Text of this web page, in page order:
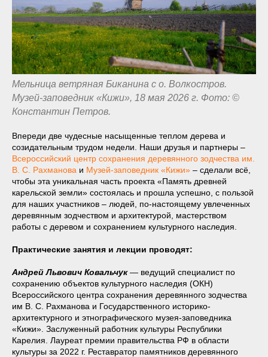
Мельница ветряная Биканина с о. Волкостров.
Музей-заповедник «Кижи», 18 мая 2026 г. Фото: ©
Константин Петров.
Впереди две чудесные насыщенные теплом дерева и
созидательным трудом недели. Наши друзья и партнеры –
Всероссийский центр сохранения деревянного зодчества им.
В. С. Рахманова и Музей-заповедник «Кижи» – сделали всё,
чтобы эта уникальная часть проекта «Память древней
карельской земли» состоялась и прошла успешно, с пользой
для наших участников – людей, по-настоящему увлеченных
деревянным зодчеством и архитектурой, мастерством
работы с деревом и сохранением культурного наследия.
Практические занятия и лекции проводят:
Андрей Львович Ковальчук— ведущий специалист по
сохранению объектов культурного наследия (ОКН)
Всероссийского центра сохранения деревянного зодчества
им В. С. Рахманова и Государственного историко-
архитектурного и этнографического музея-заповедника
«Кижи». Заслуженный работник культуры Республики
Карелия. Лауреат премии правительства РФ в области
культуры за 2022 г. Реставратор памятников деревянного